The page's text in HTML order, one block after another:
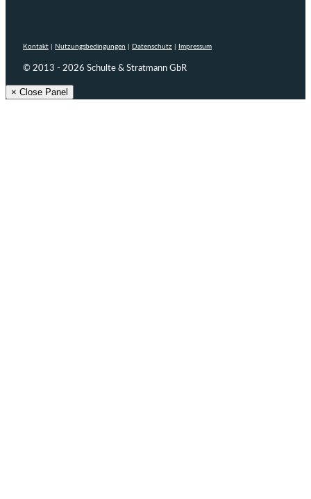
Kontakt Nutzungsbedingungen Datenschutz Impressum
© 2013 - 2026 Schulte & Stratmann GbR
× Close Panel